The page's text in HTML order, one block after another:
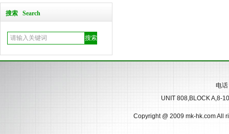
搜索 Search
电话
UNIT 808,BLOCK A,8-
Copyright @ 2009 mk-hk.com All